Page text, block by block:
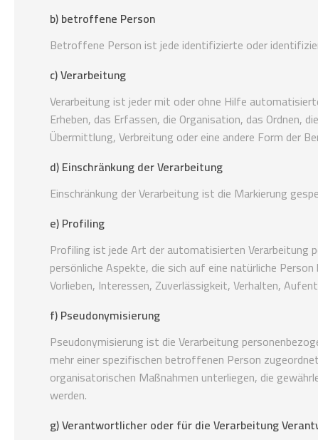
b) betroffene Person
Betroffene Person ist jede identifizierte oder
c) Verarbeitung
Verarbeitung ist jeder mit oder ohne Hilfe
Erheben, das Erfassen, die Organisation, das Ordnen,
Übermittlung, Verbreitung oder eine andere Form der
d) Einschränkung der Verarbeitung
Einschränkung der Verarbeitung ist die Markierung
e) Profiling
Profiling ist jede Art der automatisierten Verarbeitung
persönliche Aspekte, die sich auf eine natürliche
Vorlieben, Interessen, Zuverlässigkeit, Verhalten,
f) Pseudonymisierung
Pseudonymisierung ist die Verarbeitung
mehr einer spezifischen betroffenen Person
organisatorischen Maßnahmen unterliegen, die
werden.
g) Verantwortlicher oder für die Verarbeitung